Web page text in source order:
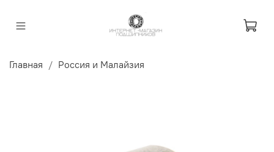
Главная Россия и Малайзия